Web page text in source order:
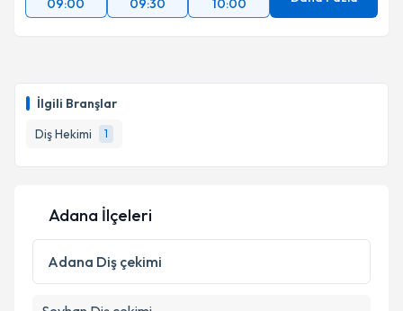
İlgili Branşlar
Diş Hekimi
1
09:00 09:30 10:00
Adana İlçeleri
Adana Diş çekimi